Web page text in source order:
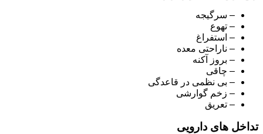
– سرگیجه
– تهوع
– استفراغ
– ناراحتی معده
– بروز آکنه
– چاقی
– بی نظمی در قاعدگی
– زخم گوارشی
– تعریق
تداخل های دارویی